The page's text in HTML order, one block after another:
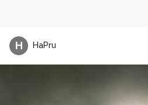
H HaPru